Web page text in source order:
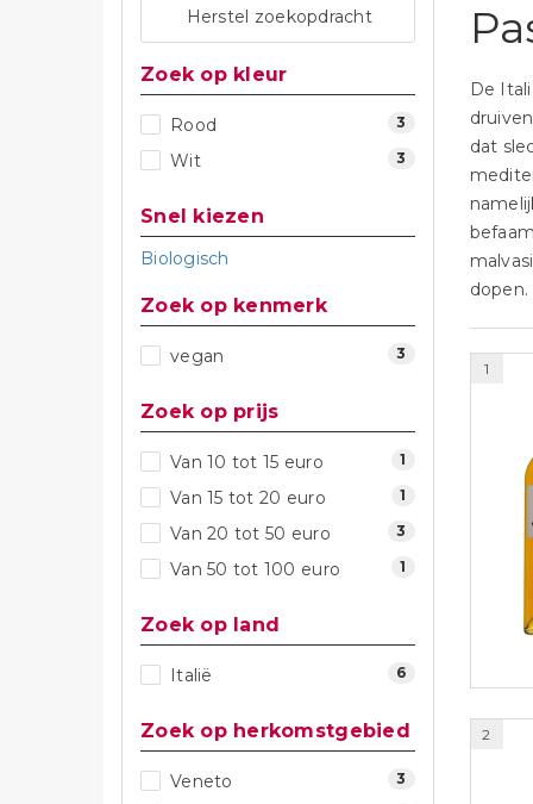
Herstel zoekopdracht
Zoek op kleur
Rood 3
Wit 3
Snel kiezen
Biologisch
Zoek op kenmerk
vegan 3
Zoek op prijs
Van 10 tot 15 euro 1
Van 15 tot 20 euro 1
Van 20 tot 50 euro 3
Van 50 tot 100 euro 1
Zoek op land
Italië 6
Zoek op herkomstgebied
Veneto 3
De
dat
dopen.
1
2